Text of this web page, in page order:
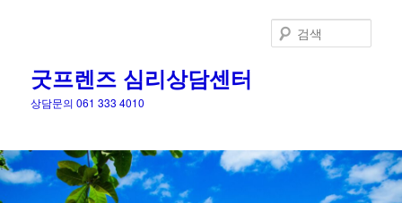
굿프렌즈 심리상담센터
상담문의 061 333 4010
색